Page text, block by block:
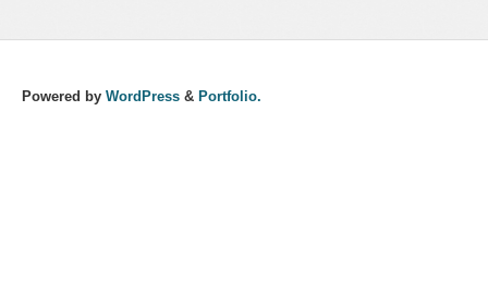
Powered by WordPress & Portfolio.